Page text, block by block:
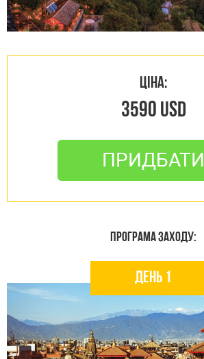
ЦІНА:
3590 USD
ПРИДБАТИ
ПРОГРАМА ЗАХОДУ:
День 1